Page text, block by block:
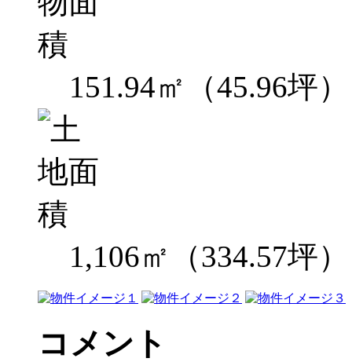
151.94㎡（45.96坪）
1,106㎡（334.57坪）
コメント